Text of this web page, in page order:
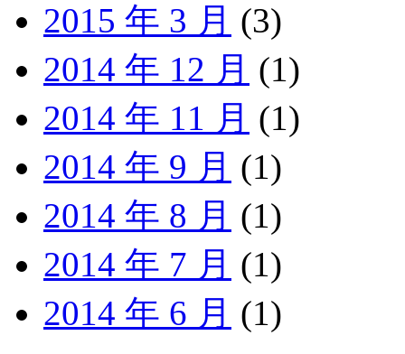
2015 年 3 月 (3)
2014 年 12 月 (1)
2014 年 11 月 (1)
2014 年 9 月 (1)
2014 年 8 月 (1)
2014 年 7 月 (1)
2014 年 6 月 (1)